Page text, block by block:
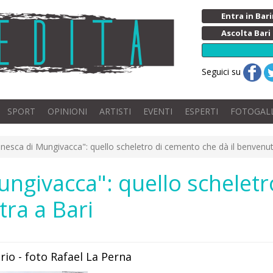
Entra in
Ascolta
Seguici su
SPORT OPINIONI ARTISTI EVENTI ESPERTI
di Mungivacca": quello scheletro di cemento che dà il
quello
a Bari
- foto Rafael La Perna